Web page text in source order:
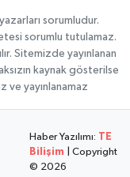
sorumludur.
sorumlu tutulamaz.
Sitemizde yayınlanan
kaynak gösterilse
ve yayınlanamaz
Haber Yazılımı:
TE
Bilişim | Copyright
© 2026